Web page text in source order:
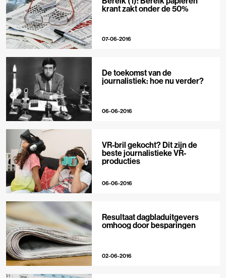
krant zakt onder de 50%
07-06-2016
De toekomst van de
journalistiek: hoe nu verder?
06-06-2016
VR-bril gekocht? Dit zijn de
beste journalistieke VR-
producties
06-06-2016
Resultaat dagbladuitgevers
omhoog door besparingen
02-06-2016